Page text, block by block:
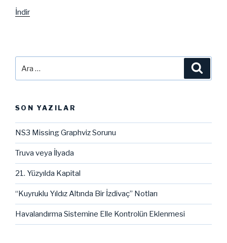
İndir
SON YAZILAR
NS3 Missing Graphviz Sorunu
Truva veya İlyada
21. Yüzyılda Kapital
“Kuyruklu Yıldız Altında Bir İzdivaç” Notları
Havalandırma Sistemine Elle Kontrolün Eklenmesi